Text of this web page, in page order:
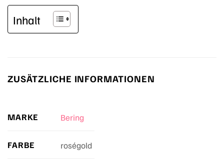
Inhalt
ZUSÄTZLICHE INFORMATIONEN
MARKE Bering
FARBE roségold